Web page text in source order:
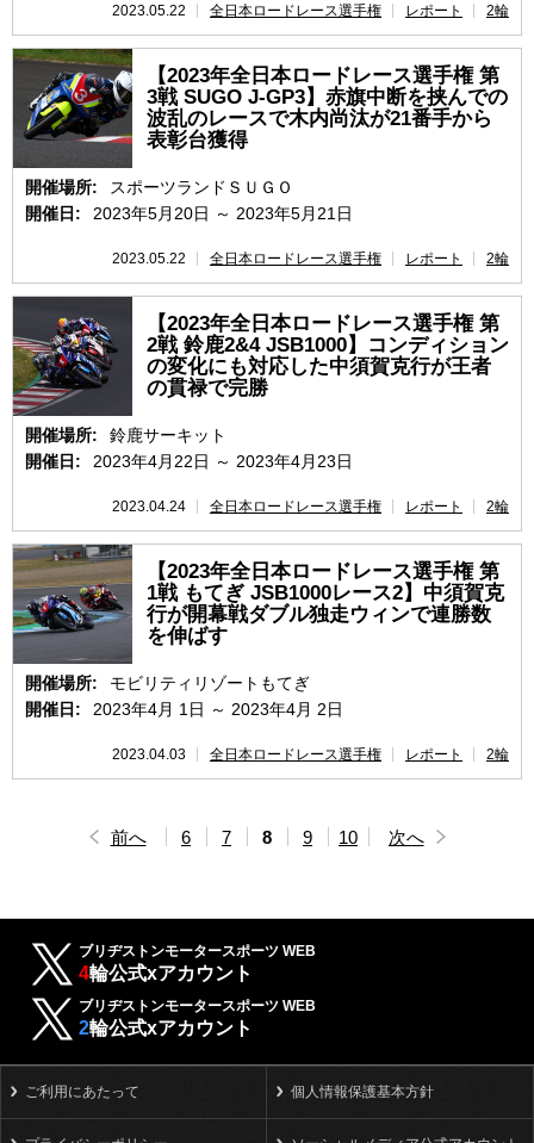
2023.05.22 全日本ロードレース選手権 レポート 2輪
【2023年全日本ロードレース選手権 第
3戦 SUGO J-GP3】赤旗中断を挟んでの
波乱のレースで木内尚汰が21番手から
表彰台獲得
開催場所:
スポーツランドＳＵＧＯ
開催日:
2023年5月20日 ～ 2023年5月21日
2023.05.22 全日本ロードレース選手権 レポート 2輪
【2023年全日本ロードレース選手権 第
2戦 鈴鹿2&4 JSB1000】コンディション
の変化にも対応した中須賀克行が王者
の貫禄で完勝
開催場所:
鈴鹿サーキット
開催日:
2023年4月22日 ～ 2023年4月23日
2023.04.24 全日本ロードレース選手権 レポート 2輪
【2023年全日本ロードレース選手権 第
1戦 もてぎ JSB1000レース2】中須賀克
行が開幕戦ダブル独走ウィンで連勝数
を伸ばす
開催場所:
モビリティリゾートもてぎ
開催日:
2023年4月 1日 ～ 2023年4月 2日
2023.04.03 全日本ロードレース選手権 レポート 2輪
前へ 6 7 8 9 10 次へ
ブリヂストンモータースポーツ WEB
4輪公式xアカウント
ブリヂストンモータースポーツ WEB
2輪公式xアカウント
ご利用にあたって 個人情報保護基本方針